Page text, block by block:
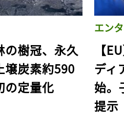
の樹冠、永久
壌炭素約590
の定量化
エン
【
ディ
始。
提示